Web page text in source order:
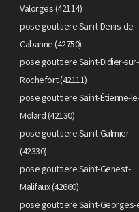
Valorges (42114)
pose gouttiere Saint-Denis-de-
Cabanne (42750)
pose gouttiere Saint-Didier-sur-
Rochefort (42111)
pose gouttiere Saint-Étienne-le-
Molard (42130)
pose gouttiere Saint-Galmier
(42330)
pose gouttiere Saint-Genest-
Malifaux (42660)
pose gouttiere Saint-Georges-